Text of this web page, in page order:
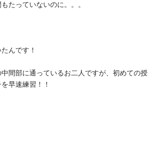
たっていないのに。。。
んです！
中間部に通っているお二人ですが、初めての授
早速練習！！